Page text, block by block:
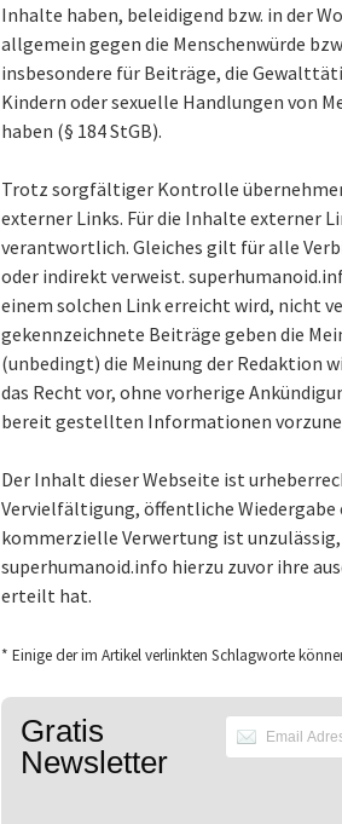
Inhalte haben, beleidigend bzw. in der
allgemein gegen die Menschenwürde
insbesondere für Beiträge, die
Kindern oder sexuelle Handlungen von
haben (§ 184 StGB).
Trotz sorgfältiger Kontrolle
externer Links. Für die Inhalte externer
verantwortlich. Gleiches gilt für alle
oder indirekt verweist.
einem solchen Link erreicht wird, nicht
gekennzeichnete Beiträge geben die
(unbedingt) die Meinung der Redaktion
das Recht vor, ohne vorherige
bereit gestellten Informationen
Der Inhalt dieser Webseite ist
Vervielfältigung, öffentliche Wiedergabe
kommerzielle Verwertung ist
superhumanoid.info hierzu zuvor ihre
erteilt hat.
* Einige der im Artikel verlinkten Schlagworte
Gratis
Newsletter